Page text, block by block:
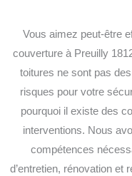
Vous aimez peut-être
couverture à Preuilly
toitures ne sont pas
risques pour votre
pourquoi il existe des
interventions. Nous
compétences
d’entretien, rénovation et